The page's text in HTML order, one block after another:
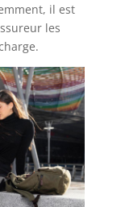
il est
les